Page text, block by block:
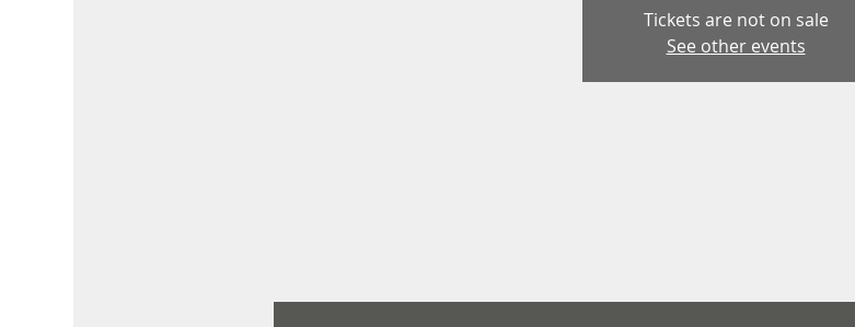
Tickets are not on sale
See other events